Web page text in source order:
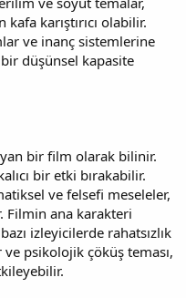
karıştırıcı olabilir.
ve inanç sistemlerine
düşünsel kapasite
bir film olarak bilinir.
bir etki bırakabilir.
ve felsefi meseleler,
Filmin ana karakteri
izleyicilerde rahatsızlık
psikolojik çöküş teması,